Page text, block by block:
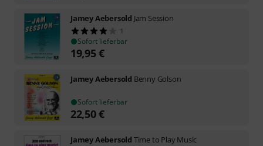
Jamey Aebersold Jam Session
1
Sofort lieferbar
19,95€
Jamey Aebersold Benny Golson
Sofort lieferbar
22,50€
Jamey Aebersold Time to Play Music